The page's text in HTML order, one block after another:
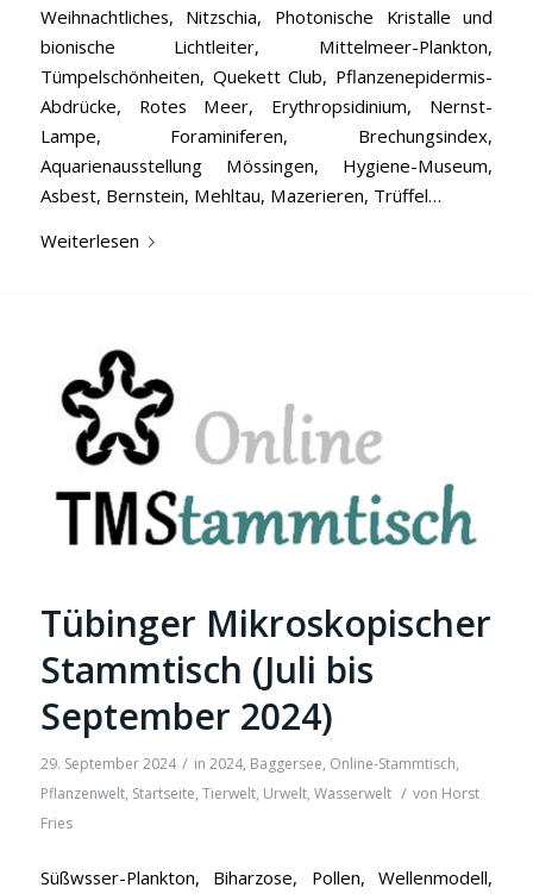
Weihnachtliches, Nitzschia, Photonische Kristalle und
bionische Lichtleiter, Mittelmeer-Plankton,
Tümpelschönheiten, Quekett Club, Pflanzenepidermis-
Abdrücke, Rotes Meer, Erythropsidinium, Nernst-
Lampe, Foraminiferen, Brechungsindex,
Aquarienausstellung Mössingen, Hygiene-Museum,
Asbest, Bernstein, Mehltau, Mazerieren, Trüffel…
Weiterlesen
Tübinger Mikroskopischer
Stammtisch (Juli bis
September 2024)
29. September 2024 / in 2024, Baggersee, Online-Stammtisch,
Pflanzenwelt, Startseite, Tierwelt, Urwelt, Wasserwelt / von Horst
Fries
Süßwsser-Plankton, Biharzose, Pollen, Wellenmodell,